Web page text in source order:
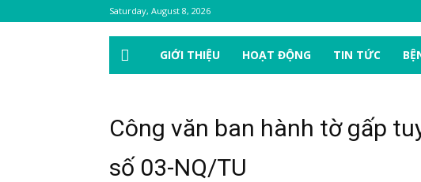
Saturday, August 8, 2026
GIỚI THIỆU HOẠT ĐỘNG TIN TỨC
Công văn ban hành tờ gấp
số 03-NQ/TU